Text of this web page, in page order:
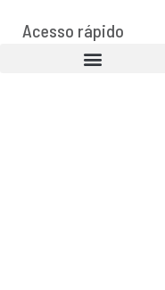
Acesso rápido